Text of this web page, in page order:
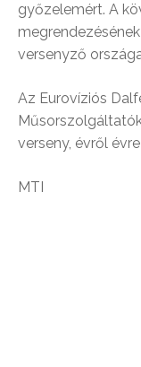
győzelemért. A
versenyző
Az Eurovíziós
verseny, évről
MTI